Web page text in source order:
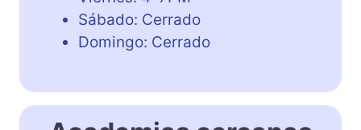
Sábado: Cerrado
Domingo: Cerrado